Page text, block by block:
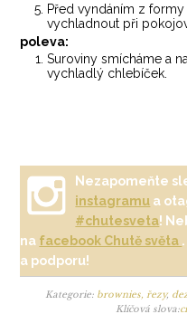
Před vyndáním z
vychladnout při
poleva:
Suroviny smícháme a
vychladlý chlebíček.
Nezapomeňte
instagramu a
#chutesveta!
na facebook Chutě světa
a podporu!
Kategorie: brownies, řezy,
Klíčová slova: